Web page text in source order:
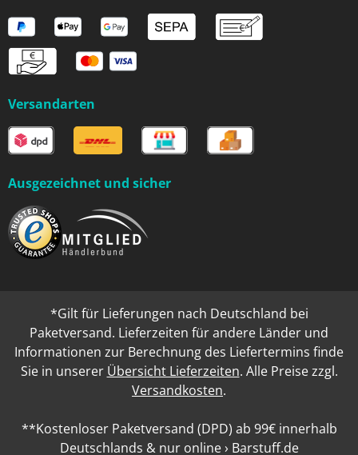
Versandarten
Ausgezeichnet und sicher
*Gilt für Lieferungen nach Deutschland bei
Paketversand. Lieferzeiten für andere Länder und
Informationen zur Berechnung des Liefertermins finde
Sie in unserer Übersicht Lieferzeiten. Alle Preise zzgl.
Versandkosten.
**Kostenloser Paketversand (DPD) ab 99€ innerhalb
Deutschlands & nur online › Barstuff.de